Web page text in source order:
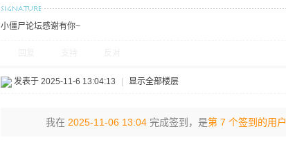
小僵尸论坛感谢有你~
发表于 2025-11-6 13:04:13 显示全部楼层
我在 2025-11-06 13:04 完成签到，是第 7 个签到的用户